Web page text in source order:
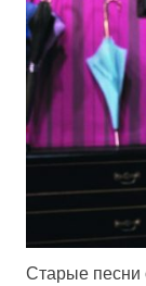
Старые песни